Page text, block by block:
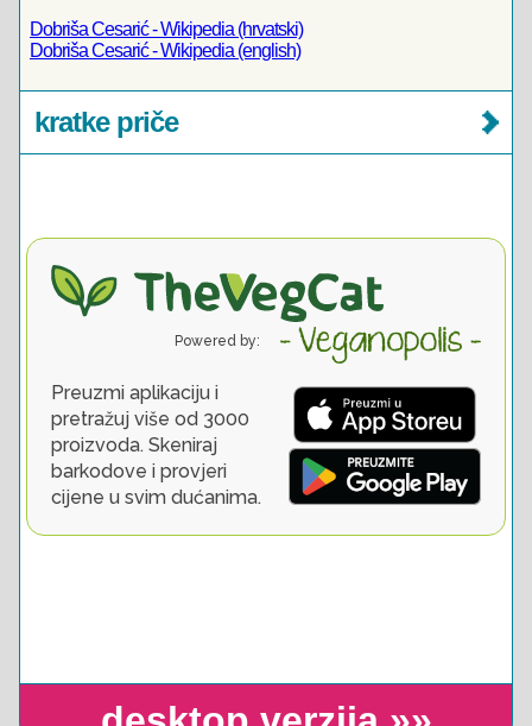
Dobriša Cesarić - Wikipedia (hrvatski)
Dobriša Cesarić - Wikipedia (english)
kratke priče